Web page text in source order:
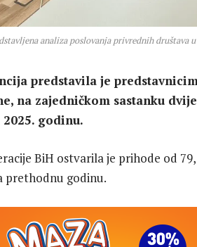
analiza poslovanja privrednih društava
predstavila je
na zajedničkom sastanku
godinu.
BiH ostvarila je prihode od
prethodnu godinu.